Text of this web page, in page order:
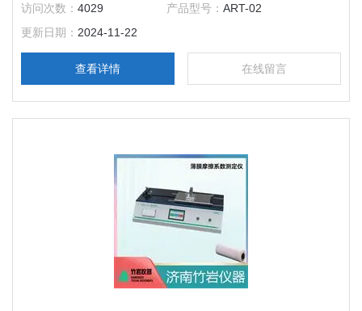
价卫生用品的吸收能力，而吸收速度指标用来评价其吸收的快
慢，ART-02满足新的国标GB/T 8939-2018《卫生巾（护垫）》
要求，用于测试此类卫生用品的吸收速度。
访问次数：4029 产品型号：ART-02
更新日期： 2024-11-22
查看详情 在线留言